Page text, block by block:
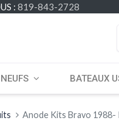
: 819-843-2728
BATEAUX
Anode Kits Bravo